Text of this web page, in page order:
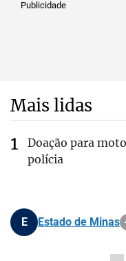
Publicidade
Mais lidas
Doação para
polícia
E Estado de Minas